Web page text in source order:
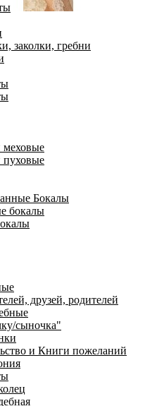
заколки, гребни
Бокалы
бокалы
друзей, родителей
сыночка"
и Книги пожеланий